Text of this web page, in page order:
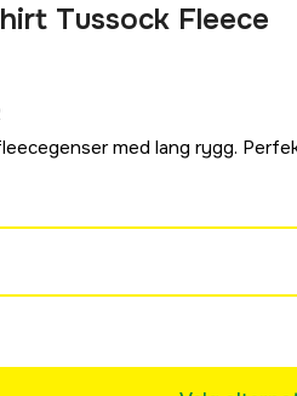
Tussock Fleece
med lang rygg.